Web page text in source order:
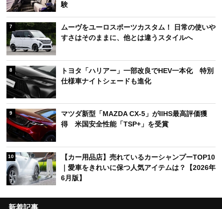
験
7
ムーヴをユーロスポーツカスタム！ 日常の使いや
すさはそのままに、他とは違うスタイルへ
8
トヨタ「ハリアー」一部改良でHEV一本化 特別
仕様車ナイトシェードも進化
9
マツダ新型「MAZDA CX-5」がIIHS最高評価獲
得 米国安全性能「TSP+」を受賞
10
【カー用品店】売れているカーシャンプーTOP10
｜愛車をきれいに保つ人気アイテムは？【2026年
6月版】
新着記事